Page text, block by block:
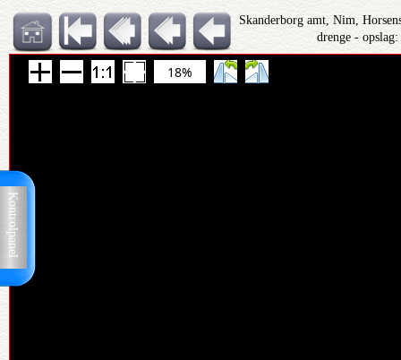
Kontrolpanel
Skanderborg amt, Nim,
drenge - opslag:
18%